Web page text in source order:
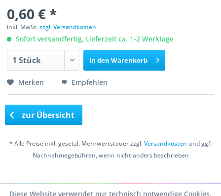
0,60 € *
inkl. MwSt.zzgl. Versandkosten
Sofort versandfertig, Lieferzeit ca. 1-2 Werktage
In den Warenkorb
Merken Empfehlen
zur Übersicht
* Alle Preise inkl. gesetzl. Mehrwertsteuer zzgl.Versandkosten und ggf.
Nachnahmegebühren, wenn nicht anders beschrieben
Diese Website verwendet nur technisch notwendige Cookies.